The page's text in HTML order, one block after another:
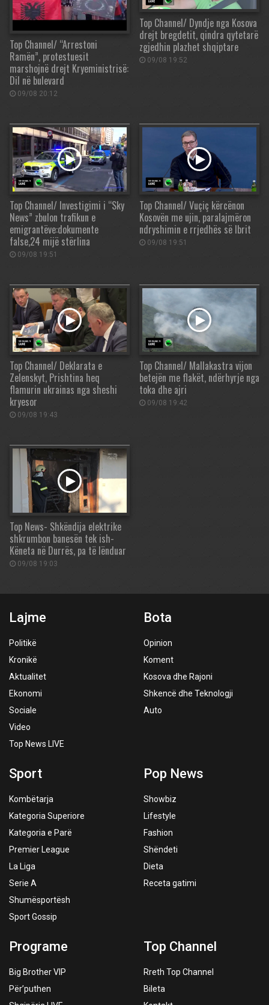
Top Channel/ “Arrestoni
Ramën”, protestuesit
marshojnë drejt Kryeministrisë:
Dil në bulevard
09/08 20:12
Top Channel/ Dyndje nga Kosova
drejt bregdetit, qindra qytetarë
zgjedhin plazhet shqiptare
09/08 19:52
Top Channel/ Investigimi i “Sky
News” zbulon trafikun e
emigrantëve:dokumente
false,24 mijë stërlina
09/08 19:51
Top Channel/ Vuçiç kërcënon
Kosovën me ujin, paralajmëron
ndryshimin e rrjedhës së Ibrit
09/08 19:51
Top Channel/ Deklarata e
Zelenskyt, Prishtina heq
flamurin ukrainas nga sheshi
kryesor
09/08 19:43
Top Channel/ Mallakastra vijon
betejën me flakët, ndërhyrje nga
toka dhe ajri
09/08 19:42
Top News- Shkëndija elektrike
shkrumbon banesën tek ish-
Këneta në Durrës, pa të lënduar
09/08 19:03
Lajme
Politikë
Kronikë
Aktualitet
Ekonomi
Sociale
Video
Top News LIVE
Bota
Opinion
Koment
Kosova dhe Rajoni
Shkencë dhe Teknologji
Auto
Sport
Kombëtarja
Kategoria Superiore
Kategoria e Parë
Premier League
La Liga
Serie A
Shumësportësh
Sport Gossip
Pop News
Showbiz
Lifestyle
Fashion
Shëndeti
Dieta
Receta gatimi
Programe
Big Brother VIP
Për’puthen
Top Channel
Rreth Top Channel
Bileta